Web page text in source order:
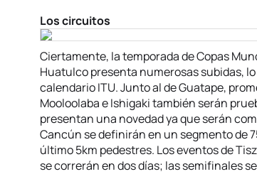
Los circuitos
Ciertamente, la temporada de Copas
Huatulco presenta numerosas subidas,
calendario ITU. Junto al de Guatape,
Mooloolaba e Ishigaki también serán
presentan una novedad ya que serán
Cancún se definirán en un segmento de
último 5km pedestres. Los eventos de
se correrán en dos días; las semifinales